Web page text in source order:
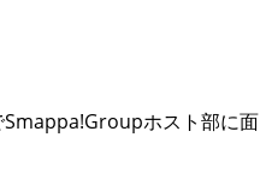
Smappa!Groupホスト部に面